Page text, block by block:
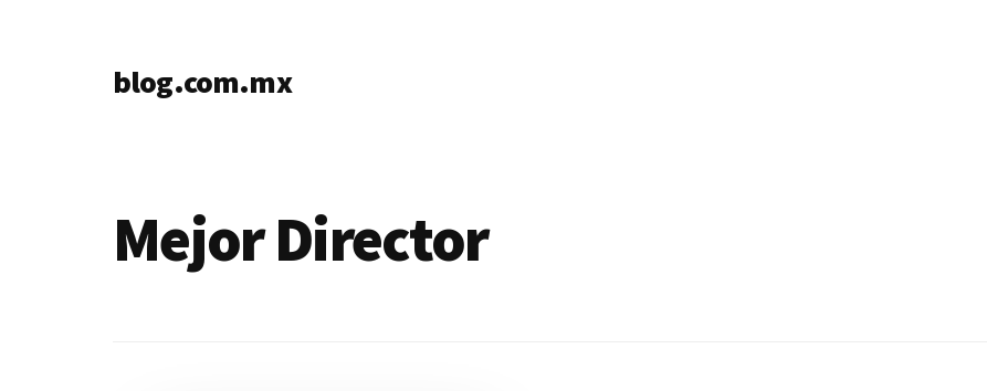
blog.com.mx
Mejor Director